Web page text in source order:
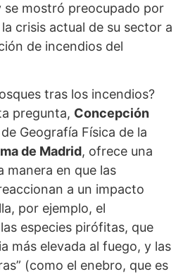
se mostró preocupado por
crisis actual de su sector a
de incendios del
tras los incendios?
pregunta, Concepción
Geografía Física de la
de Madrid, ofrece una
manera en que las
a un impacto
por ejemplo, el
especies pirófitas, que
más elevada al fuego, y las
(como el enebro, que es